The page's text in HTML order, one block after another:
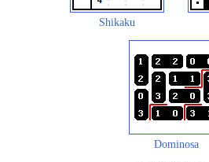
Shikaku
Dominosa